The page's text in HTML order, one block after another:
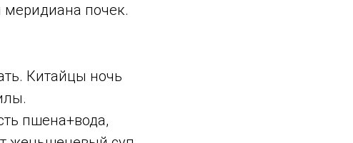
меридиана почек.
Китайцы ночь
пшена+вода,